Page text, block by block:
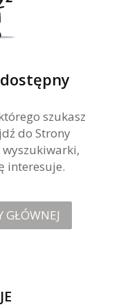
szukasz
do Strony
wyszukiwarki,
interesuje.
GŁÓWNEJ